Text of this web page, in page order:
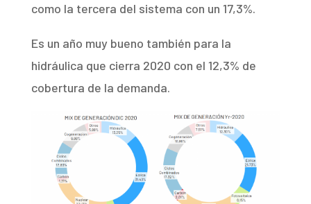
como la tercera del sistema con un 17,3%.
Es un año muy bueno también para la
hidráulica que cierra 2020 con el 12,3% de
cobertura de la demanda.